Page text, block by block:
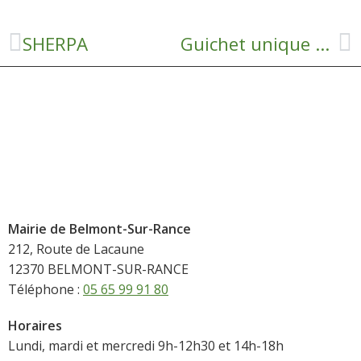
SHERPA Guichet unique petite enfance
Mairie de Belmont-Sur-Rance
212, Route de Lacaune
12370 BELMONT-SUR-RANCE
Téléphone : 05 65 99 91 80
Horaires
Lundi, mardi et mercredi 9h-12h30 et 14h-18h